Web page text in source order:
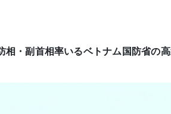
相・副首相率いるベトナム国防省の